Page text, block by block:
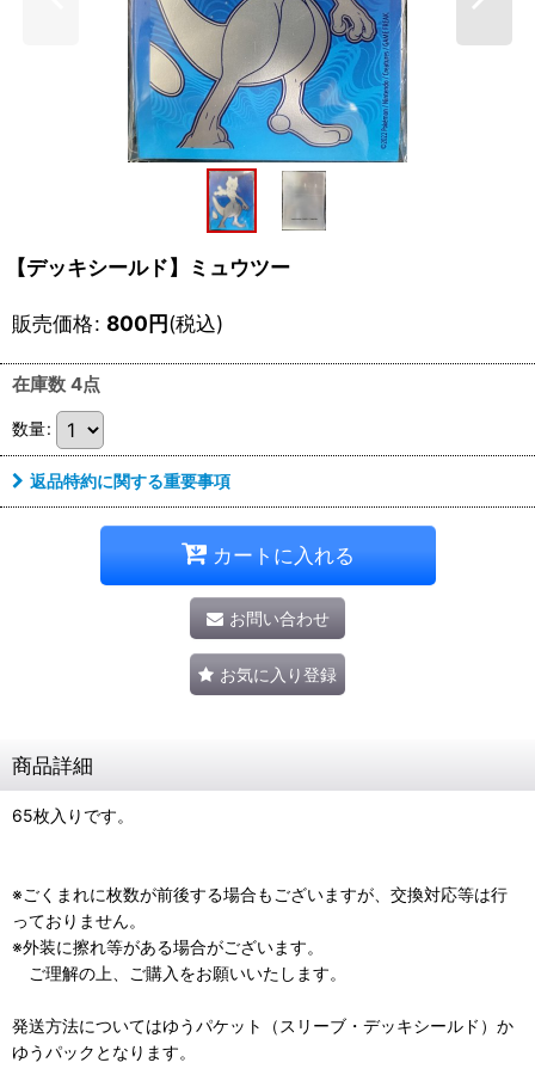
【デッキシールド】ミュウツー
販売価格: 800円(税込)
在庫数 4点
数量:
返品特約に関する重要事項
カートに入れる
お問い合わせ
お気に入り登録
商品詳細
65枚入りです。
※ごくまれに枚数が前後する場合もございますが、交換対応等は行
っておりません。
※外装に擦れ等がある場合がございます。
ご理解の上、ご購入をお願いいたします。
発送方法についてはゆうパケット（スリーブ・デッキシールド）か
ゆうパックとなります。